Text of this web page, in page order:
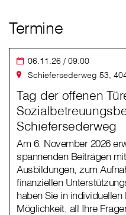
Termine
06.11.26 / 09:00
Schiefersederweg 53,
Tag der offenen
Schiefersederweg
Am 6. November 2026
spannenden Beiträgen
Ausbildungen, zum
finanziellen
haben Sie in
Möglichkeit, all Ihre